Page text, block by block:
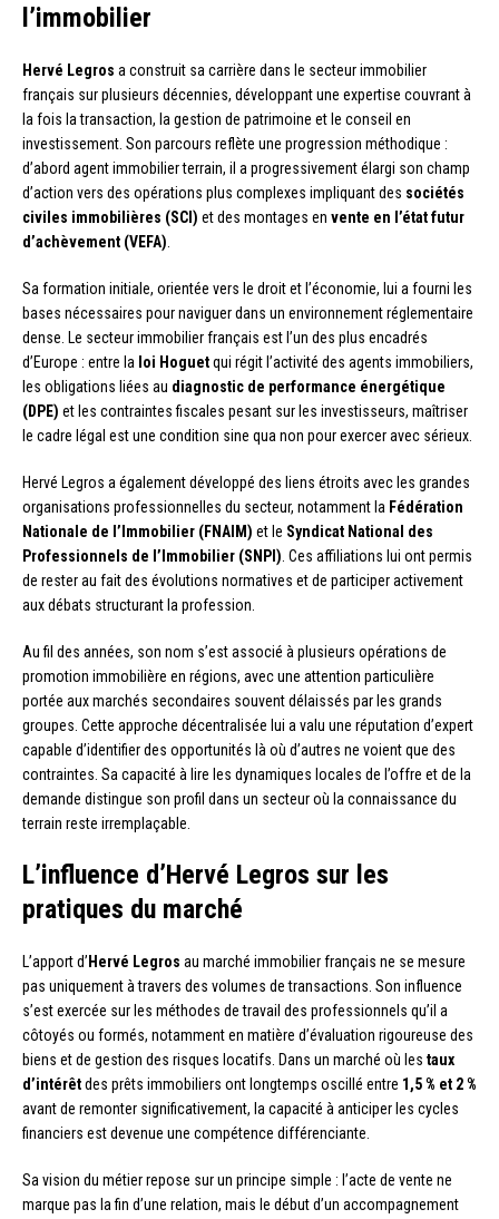
l’immobilier
Hervé Legros a construit sa carrière dans le secteur immobilier
français sur plusieurs décennies, développant une expertise couvrant à
la fois la transaction, la gestion de patrimoine et le conseil en
investissement. Son parcours reflète une progression méthodique :
d’abord agent immobilier terrain, il a progressivement élargi son champ
d’action vers des opérations plus complexes impliquant des sociétés
civiles immobilières (SCI) et des montages en vente en l’état futur
d’achèvement (VEFA)
Sa formation initiale, orientée vers le droit et l’économie, lui a fourni les
bases nécessaires pour naviguer dans un environnement réglementaire
dense. Le secteur immobilier français est l’un des plus encadrés
d’Europe : entre la loi Hoguetqui régit l’activité des agents immobiliers,
les obligations liées au diagnostic de performance énergétique
(DPE) et les contraintes fiscales pesant sur les investisseurs, maîtriser
le cadre légal est une condition sine qua non pour exercer avec sérieux.
Hervé Legros a également développé des liens étroits avec les grandes
organisations professionnelles du secteur, notamment la Fédération
Nationale de l’Immobilier (FNAIM) et le Syndicat National des
Professionnels de l’Immobilier (SNPI) . Ces affiliations lui ont permis
de rester au fait des évolutions normatives et de participer activement
aux débats structurant la profession.
Au fil des années, son nom s’est associé à plusieurs opérations de
promotion immobilière en régions, avec une attention particulière
portée aux marchés secondaires souvent délaissés par les grands
groupes. Cette approche décentralisée lui a valu une réputation d’expert
capable d’identifier des opportunités là où d’autres ne voient que des
contraintes. Sa capacité à lire les dynamiques locales de l’offre et de la
demande distingue son profil dans un secteur où la connaissance du
terrain reste irremplaçable.
L’influence d’Hervé Legros sur les
pratiques du marché
L’apport d’Hervé Legros au marché immobilier français ne se mesure
pas uniquement à travers des volumes de transactions. Son influence
s’est exercée sur les méthodes de travail des professionnels qu’il a
côtoyés ou formés, notamment en matière d’évaluation rigoureuse des
biens et de gestion des risques locatifs. Dans un marché où les taux
d’intérêtdes prêts immobiliers ont longtemps oscillé entre 1,5 % et 2 %
avant de remonter significativement, la capacité à anticiper les cycles
financiers est devenue une compétence différenciante.
Sa vision du métier repose sur un principe simple : l’acte de vente ne
marque pas la fin d’une relation, mais le début d’un accompagnement